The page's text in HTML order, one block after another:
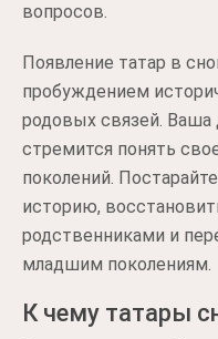
вопросов.
Появление татар в
пробуждением
родовых связей. Ваша
стремится понять
поколений.
историю,
родственниками и
младшим поколениям.
К чему татары